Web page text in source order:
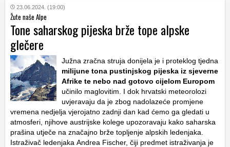
23.06.2024. (19:00)
Žute naše Alpe
Tone saharskog pijeska brže tope alpske
glečere
Južna zračna struja donijela je i proteklog tjedna
milijune tona pustinjskog pijeska iz sjeverne
Afrike te nebo nad gotovo cijelom Europom
učinilo maglovitim. I dok hrvatski meteorolozi
uvjeravaju da je zbog nadolazeće promjene
vremena nedjelja vjerojatno zadnji dan kad ćemo ga gledati u
atmosferi, njihove austrijske kolege upozoravaju kako saharska
prašina utječe na značajno brže topljenje alpskih ledenjaka.
Istraživač ledenjaka Andrea Fischer, čiji predmet istraživanja je